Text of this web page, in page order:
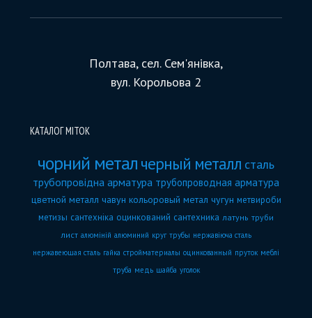
Полтава, сел. Сем'янівка,
вул. Корольова 2
КАТАЛОГ МІТОК
чорний метал черный металл сталь
трубопровідна арматура трубопроводная арматура
цветной металл чавун кольоровый метал чугун метвироби
метизы сантехніка оцинкований сантехника латунь труби
лист алюміній алюминий круг трубы нержавіюча сталь
нержавеющая сталь гайка стройматериалы оцинкованный пруток меблі
труба медь шайба уголок